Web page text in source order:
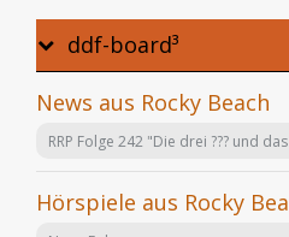
ddf-board³
News aus Rocky Beach
Hörspiele aus Rocky